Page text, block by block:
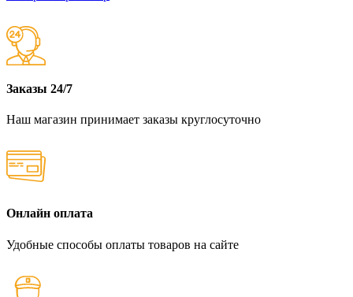
Заказы 24/7
Наш магазин принимает заказы круглосуточно
Онлайн оплата
Удобные способы оплаты товаров на сайте